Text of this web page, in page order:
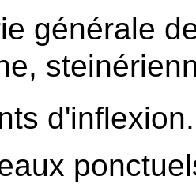
générale
d'inflexion.